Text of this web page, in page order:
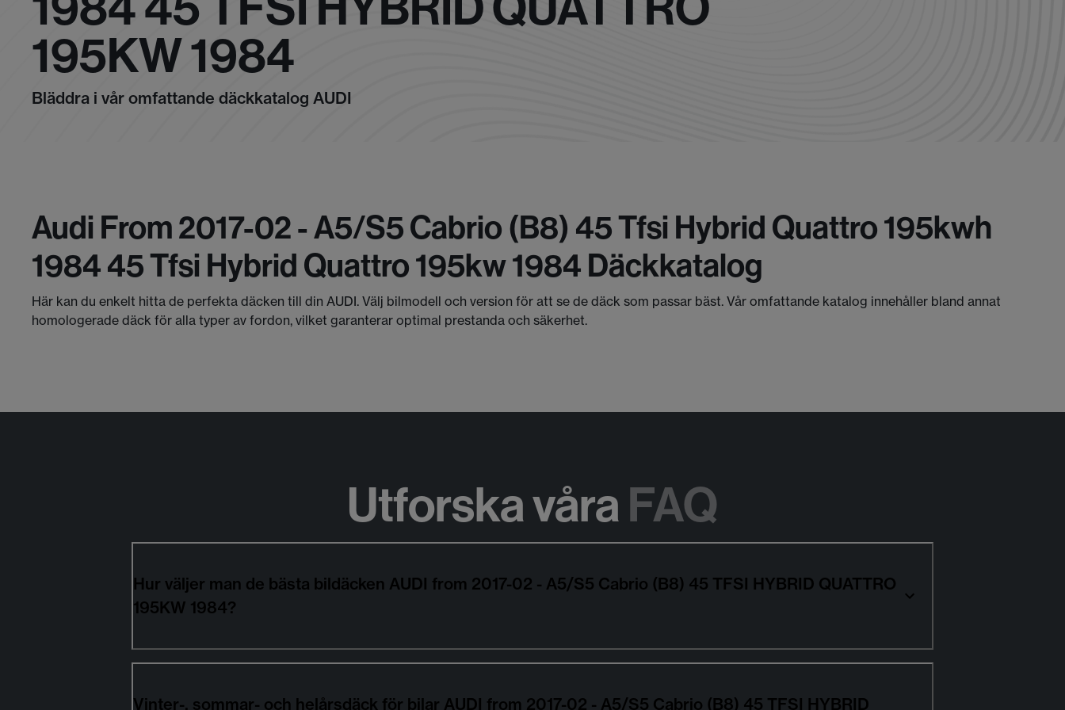
195KW 1984
Bläddra i vår omfattande däckkatalog AUDI
Audi From 2017-02 - A5/s5 Cabrio (b8) 45 Tfsi Hybrid Quattro 195kwh
1984 45 Tfsi Hybrid Quattro 195kw 1984 Däckkatalog
Här kan du enkelt hitta de perfekta däcken till din AUDI. Välj bilmodell och version för att se de däck som passar bäst. Vår omfattande katalog innehåller bland annat
homologerade däck för alla typer av fordon, vilket garanterar optimal prestanda och säkerhet.
Utforska våraFAQ
Hur väljer man de bästa bildäcken AUDI from 2017-02 - A5/S5 Cabrio (B8) 45 TFSI HYBRID QUATTRO
195KW 1984?
Vinter-, sommar- och helårsdäck för bilar AUDI from 2017-02 - A5/S5 Cabrio (B8) 45 TFSI HYBRID